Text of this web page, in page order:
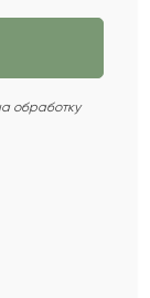
2021-02-14
цвет❤️
обработку